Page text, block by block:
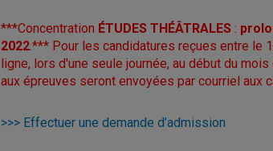
***Concentration ÉTUDES THÉÂTRALES :
2022.*** Pour les candidatures reçues entre le
ligne, lors d'une seule journée, au début du
aux épreuves seront envoyées par courriel aux
>>> Effectuer une demande d’admission